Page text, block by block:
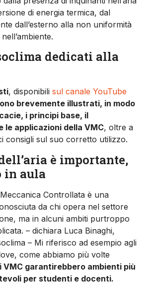
di energia termica, dal
dall’esterno alla non uniformità
dedicati alla
, disponibili sul canale YouTube
brevemente illustrati, in modo
i principi base, il
le applicazioni della VMC, oltre a
consigli sul suo corretto utilizzo.
è importante,
in aula
Controllata è una
da chi opera nel settore
ma in alcuni ambiti purtroppo
– dichiara Luca Binaghi,
– Mi riferisco ad esempio agli
come abbiamo più volte
VMC garantirebbero ambienti più
per studenti e docenti.